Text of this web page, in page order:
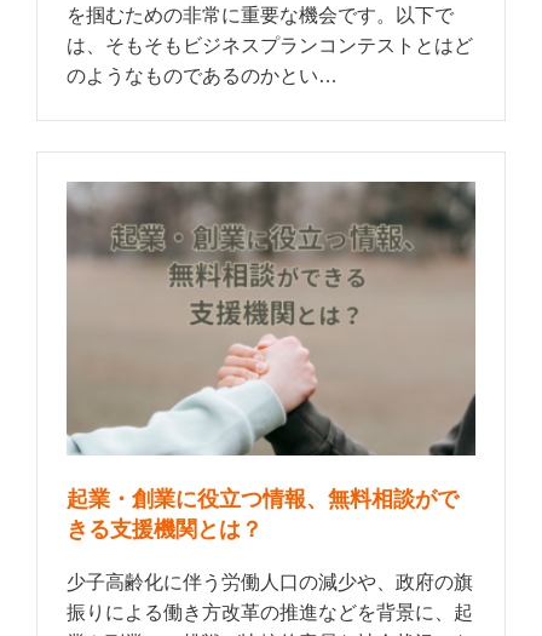
を掴むための非常に重要な機会です。以下で
は、そもそもビジネスプランコンテストとはど
のようなものであるのかとい…
起業・創業に役立つ情報、無料相談がで
きる支援機関とは？
少子高齢化に伴う労働人口の減少や、政府の旗
振りによる働き方改革の推進などを背景に、起